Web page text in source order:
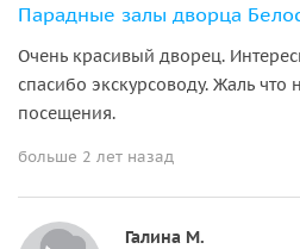
Парадные залы дворца
Очень красивый дворец.
спасибо экскурсоводу. Жаль что
посещения.
больше 2 лет назад
Галина М.